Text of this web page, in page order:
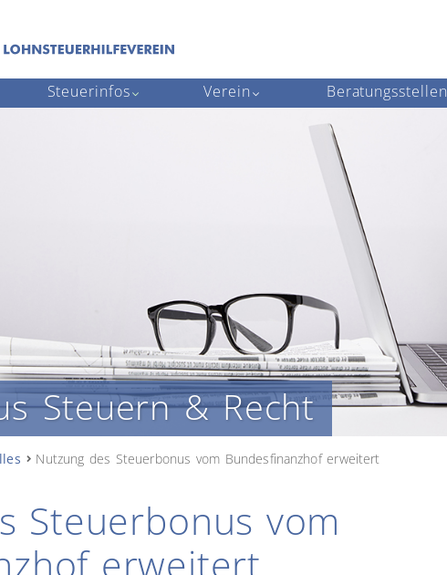
Steuerinfos Verein Beratungsstellen
Steuern & Recht
Nutzung des Steuerbonus vom Bundesfinanzhof erweitert
Steuerbonus vom
erweitert